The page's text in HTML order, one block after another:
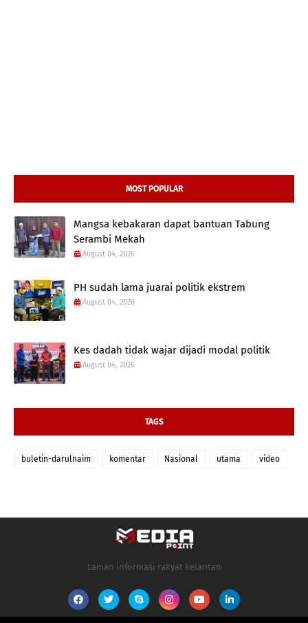
MOST POPULAR
Mangsa kebakaran dapat bantuan Tabung
Serambi Mekah
August 04, 2026
PH sudah lama juarai politik ekstrem
August 04, 2026
Kes dadah tidak wajar dijadi modal politik
August 04, 2026
TAGS
buletin-darulnaim komentar Nasional utama video
Laman informasi rakyat kelantan